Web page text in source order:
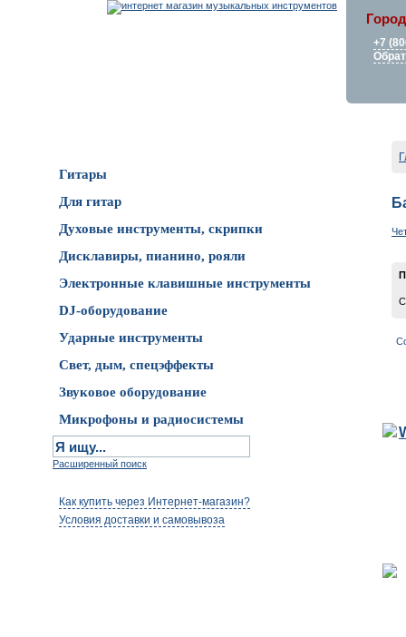
+7
Гитары
Для гитар
Духовые инструменты, скрипки
Дисклавиры, пианино, рояли
Электронные клавишные инструменты
DJ-оборудование
Ударные инструменты
Свет, дым, спецэффекты
Звуковое оборудование
Микрофоны и радиосистемы
Расширенный поиск
Как купить через Интернет-магазин?
Условия доставки и самовывоза